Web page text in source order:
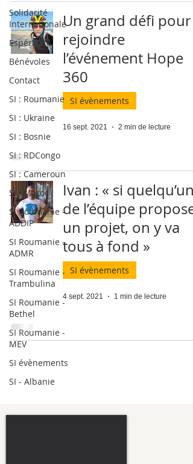
Solidarité
Internationale
Espérance
Bénévoles
Contact
SI : Roumanie
SI : Ukraine
SI : Bosnie
SI : RDCongo
SI : Cameroun
SI : Maroc
SI Roumanie -
ADDIP
SI Roumanie -
ADMR
SI Roumanie -
Trambulina
SI Roumanie -
Bethel
SI Roumanie -
MEV
SI évènements
SI - Albanie
Un grand défi pour
rejoindre
l’événement Hope
360
SI évènements
16 sept. 2021 2 min de lecture
Ivan : « si quelqu’un
de l’équipe propose
un projet, on y va
tous à fond »
SI évènements
4 sept. 2021 1 min de lecture